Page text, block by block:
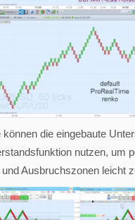
können die eingebaute
nutzen, um
Ausbruchszonen leicht